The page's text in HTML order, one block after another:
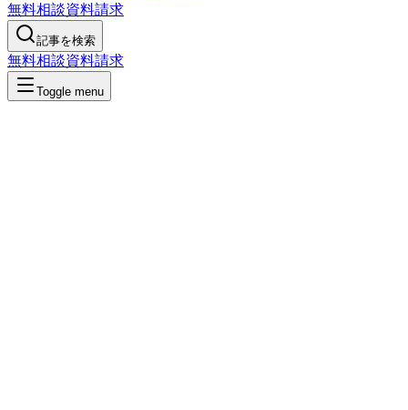
無料相談資料請求
記事を検索
無料相談資料請求
Toggle menu